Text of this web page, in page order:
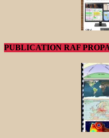
PUBLICATION RAF